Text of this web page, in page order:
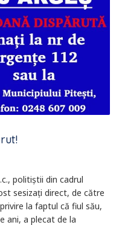
politiștii din cadrul
sesizați direct, de către
la faptul că fiul său,
ani, a plecat de la